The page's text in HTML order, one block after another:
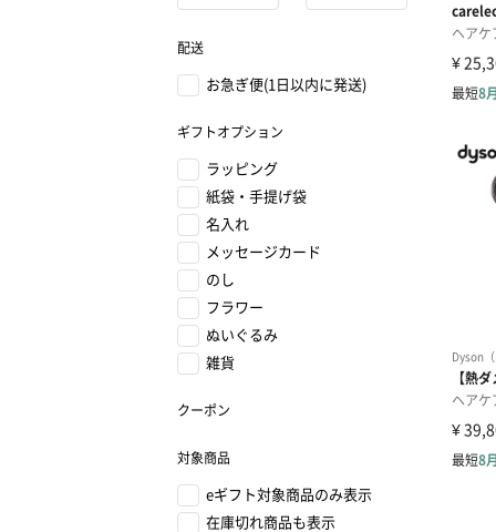
配送
お急ぎ便(1日以内に発送)
ギフトオプション
ラッピング
紙袋・手提げ袋
名入れ
メッセージカード
のし
フラワー
ぬいぐるみ
雑貨
クーポン
対象商品
eギフト対象商品のみ表示
在庫切れ商品も表示